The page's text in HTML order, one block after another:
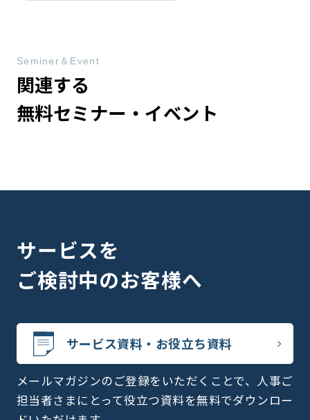
関連する
無料セミナー・イベント
Seminer＆Event
サービスを
ご検討中のお客様へ
サービス資料・お役立ち資料
メールマガジンのご登録をいただくことで、人事ご
担当者さまにとって役立つ資料を無料でダウンロー